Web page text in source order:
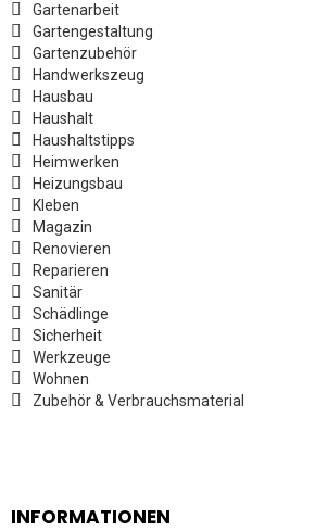
Gartenarbeit
Gartengestaltung
Gartenzubehör
Handwerkszeug
Hausbau
Haushalt
Haushaltstipps
Heimwerken
Heizungsbau
Kleben
Magazin
Renovieren
Reparieren
Sanitär
Schädlinge
Sicherheit
Werkzeuge
Wohnen
Zubehör & Verbrauchsmaterial
INFORMATIONEN